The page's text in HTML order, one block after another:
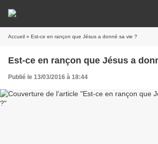
Accueil » Est-ce en rançon que Jésus a donné sa vie ?
Est-ce en rançon que Jésus a
Publié le 13/03/2016 à 18:44